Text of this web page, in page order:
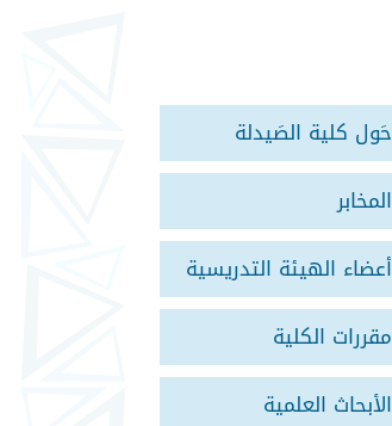
حَول كلية الصَيدلة
المخابر
أعضاء الهيئة التدريسية
مقررات الكلية
الأبحاث العلمية